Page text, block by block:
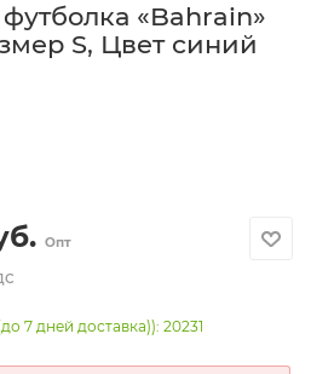
«Bahrain»
S, Цвет синий
Опт
7 дней доставка)): 20231